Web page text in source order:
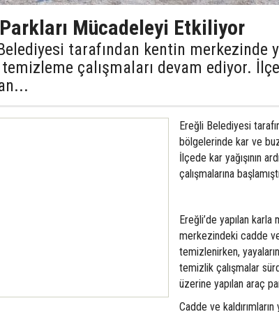
Mücadeleyi Etkiliyor
tarafından kentin merkezinde
çalışmaları devam ediyor.
Ereğli Belediyesi
bölgelerinde kar ve
İlçede kar yağışının
çalışmalarına
Ereğli’de yapılan karla
merkezindeki cadde
temizlenirken,
temizlik çalışmalar
üzerine yapılan araç
Cadde ve